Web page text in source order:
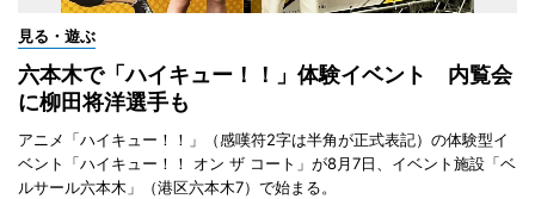
見る・遊ぶ
六本木で「ハイキュー！！」体験イベント 内覧会
に柳田将洋選手も
アニメ「ハイキュー！！」（感嘆符2字は半角が正式表記）の体験型イ
ベント「ハイキュー！！ オン ザ コート」が8月7日、イベント施設「ベ
ルサール六本木」（港区六本木7）で始まる。